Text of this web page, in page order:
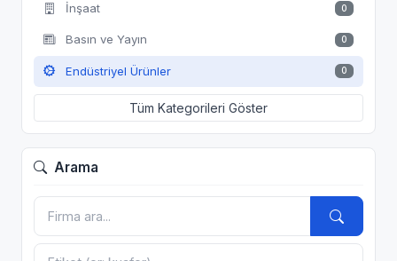
İnşaat 0
Basın ve Yayın 0
Endüstriyel Ürünler 0
Tüm Kategorileri Göster
Arama